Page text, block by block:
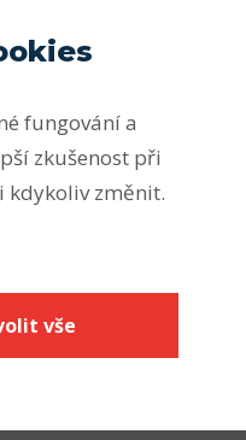
produkty SKF
fungování a
zkušenost při
kdykoliv změnit.
vše